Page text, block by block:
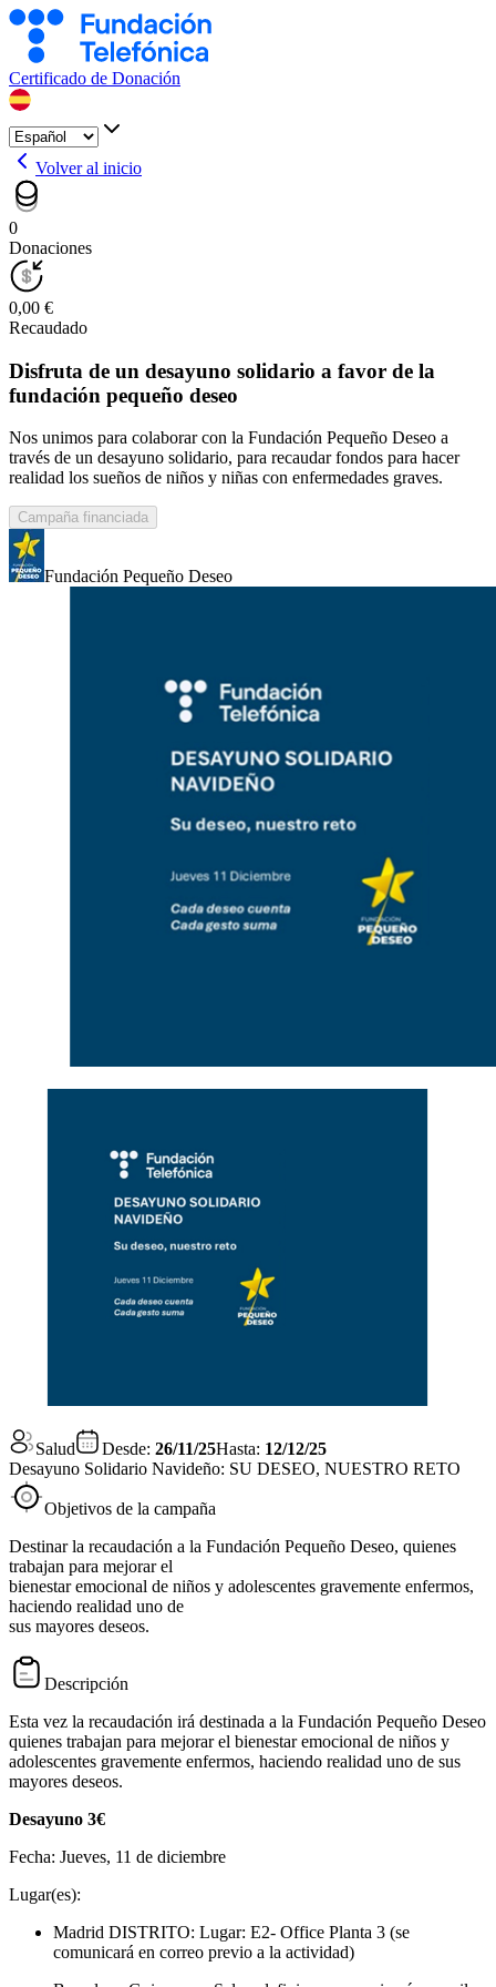
Certificado de Donación
Volver al inicio
0
Donaciones
0,00 €
Recaudado
Disfruta de un desayuno solidario a favor de la
fundación pequeño deseo
Nos unimos para colaborar con la Fundación Pequeño Deseo a
través de un desayuno solidario, para recaudar fondos para hacer
realidad los sueños de niños y niñas con enfermedades graves.
Campaña financiada
Fundación Pequeño Deseo
Salud Desde: 26/11/25Hasta: 12/12/25
Desayuno Solidario Navideño: SU DESEO, NUESTRO RETO
Objetivos de la campaña
Destinar la recaudación a la Fundación Pequeño Deseo, quienes
trabajan para mejorar el
bienestar emocional de niños y adolescentes gravemente enfermos,
haciendo realidad uno de
sus mayores deseos.
Descripción
Esta vez la recaudación irá destinada a la Fundación Pequeño Deseo
quienes trabajan para mejorar el bienestar emocional de niños y
adolescentes gravemente enfermos, haciendo realidad uno de sus
mayores deseos.
Desayuno 3€
Fecha: Jueves, 11 de diciembre
Lugar(es):
Madrid DISTRITO: Lugar: E2- Office Planta 3 (se
comunicará en correo previo a la actividad)